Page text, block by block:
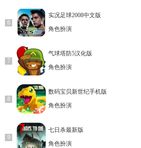
实况足球2008中文版
角色扮演
气球塔防5汉化版
角色扮演
数码宝贝新世纪手机版
角色扮演
七日杀最新版
角色扮演